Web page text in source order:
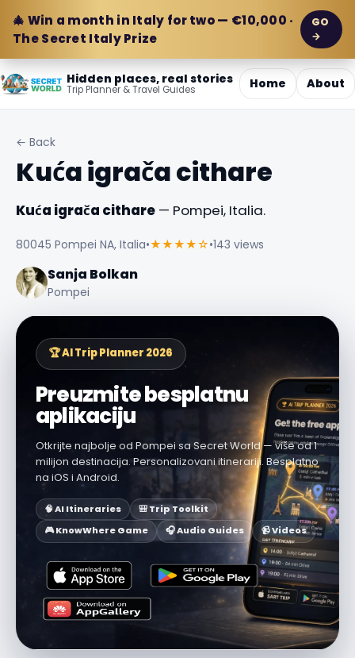
🎄 Win a month in Italy for two — €10,000 ·
The Secret Italy Prize
GO
→
Hidden places, real stories
Trip Planner & Travel Guides Home About
← Back
Kuća igrača cithare
Kuća igrača cithare — Pompei, Italia.
80045 Pompei NA, Italia•★★★★☆•143 views
Sanja Bolkan
Pompei
🏆 AI Trip Planner 2026
Preuzmite besplatnu
aplikaciju
Otkrijte najbolje od Pompei sa Secret World — više od 1
milijon destinacija. Personalizovani itinerariji. Besplatno
na iOS i Android.
🧠 AI Itineraries
🎒 Trip Toolkit
🎮 KnowWhere Game
🎧 Audio Guides 📹 Videos